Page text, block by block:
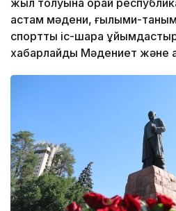
астам мәдени, ғылыми-
спорттық іс-шара
хабарлайды Мәдениет және